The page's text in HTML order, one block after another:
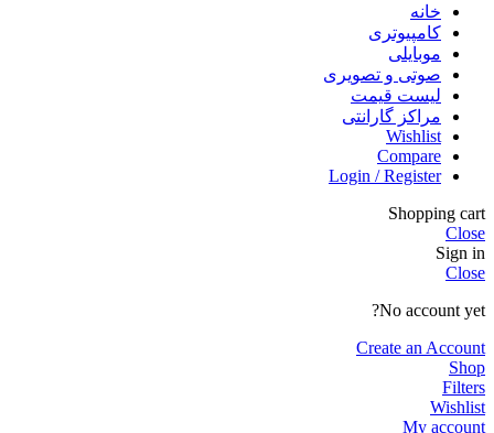
خانه
کامپیوتری
موبایلی
صوتی و تصویری
لیست قیمت
مراکز گارانتی
Wishlist
Compare
Login / Register
Shopping cart
Close
Sign in
Close
No account yet?
Create an Account
Shop
Filters
Wishlist
My account